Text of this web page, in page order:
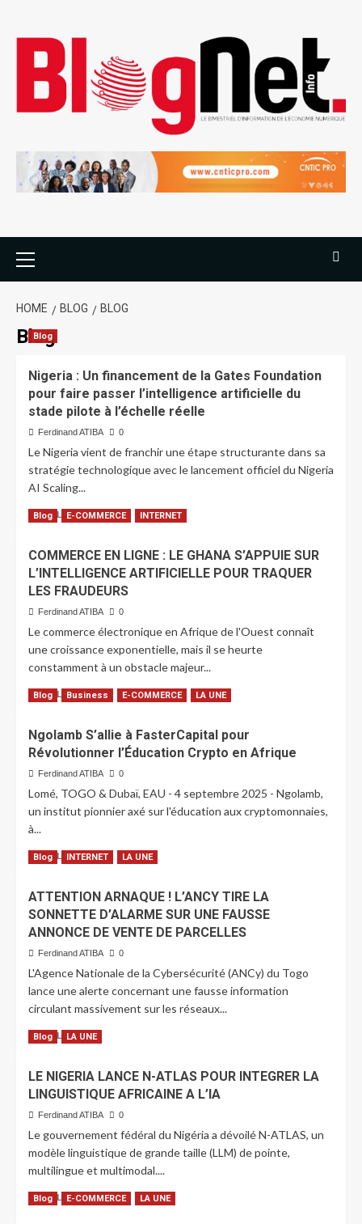
HOME BLOG BLOG
Blog
Blog
Nigeria : Un financement de la Gates Foundation
pour faire passer l’intelligence artificielle du
stade pilote à l’échelle réelle
Ferdinand ATIBA 0
Le Nigeria vient de franchir une étape structurante dans sa
stratégie technologique avec le lancement officiel du Nigeria
AI Scaling...
LIRE PLUS
Blog E-COMMERCE INTERNET
COMMERCE EN LIGNE : LE GHANA S’APPUIE SUR
L’INTELLIGENCE ARTIFICIELLE POUR TRAQUER
LES FRAUDEURS
Ferdinand ATIBA 0
Le commerce électronique en Afrique de l'Ouest connaît
une croissance exponentielle, mais il se heurte
constamment à un obstacle majeur...
LIRE PLUS
Blog Business E-COMMERCE LA UNE
Ngolamb S’allie à FasterCapital pour
Révolutionner l’Éducation Crypto en Afrique
Ferdinand ATIBA 0
Lomé, TOGO & Dubaï, EAU - 4 septembre 2025 - Ngolamb,
un institut pionnier axé sur l'éducation aux cryptomonnaies,
à...
LIRE PLUS
Blog INTERNET LA UNE
ATTENTION ARNAQUE ! L’ANCY TIRE LA
SONNETTE D’ALARME SUR UNE FAUSSE
ANNONCE DE VENTE DE PARCELLES
Ferdinand ATIBA 0
L'Agence Nationale de la Cybersécurité (ANCy) du Togo
lance une alerte concernant une fausse information
circulant massivement sur les réseaux...
LIRE PLUS
Blog LA UNE
LE NIGERIA LANCE N-ATLAS POUR INTEGRER LA
LINGUISTIQUE AFRICAINE A L’IA
Ferdinand ATIBA 0
Le gouvernement fédéral du Nigéria a dévoilé N-ATLAS, un
modèle linguistique de grande taille (LLM) de pointe,
multilingue et multimodal....
LIRE PLUS
Blog E-COMMERCE LA UNE